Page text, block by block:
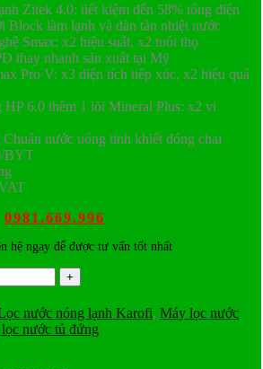
₫.
tại
là:
7.990.000 ₫.
Zitek 4.0: tiết kiệm đến 58% tổng điện
Block làm lạnh và dàn tàn nhiệt nước
Smax: x2 hiệu suất, x2 tuổi thọ
thay nhanh sản xuất tại Mỹ
Pro V: x3 diện tích tiếp xúc, x2 hiệu quả
HP 6.0 thêm 1 lõi Mineral Plus: x2 vi
nước uống tinh khiết đóng chai
BYT
0981.669.996
hệ ngay để được tư vấn tốt nhất
nước nóng lạnh Karofi, Máy lọc nước
nước tủ đứng